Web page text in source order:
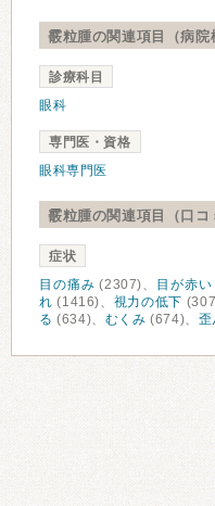
霰粒腫の関連項目（病院
診療科目
眼科
専門医・資格
眼科専門医
霰粒腫の関連項目（口コ
症状
目の痛み (2307)、 目が赤い
れ (1416)、 視力の低下
る (634)、 むくみ (674)、 歪